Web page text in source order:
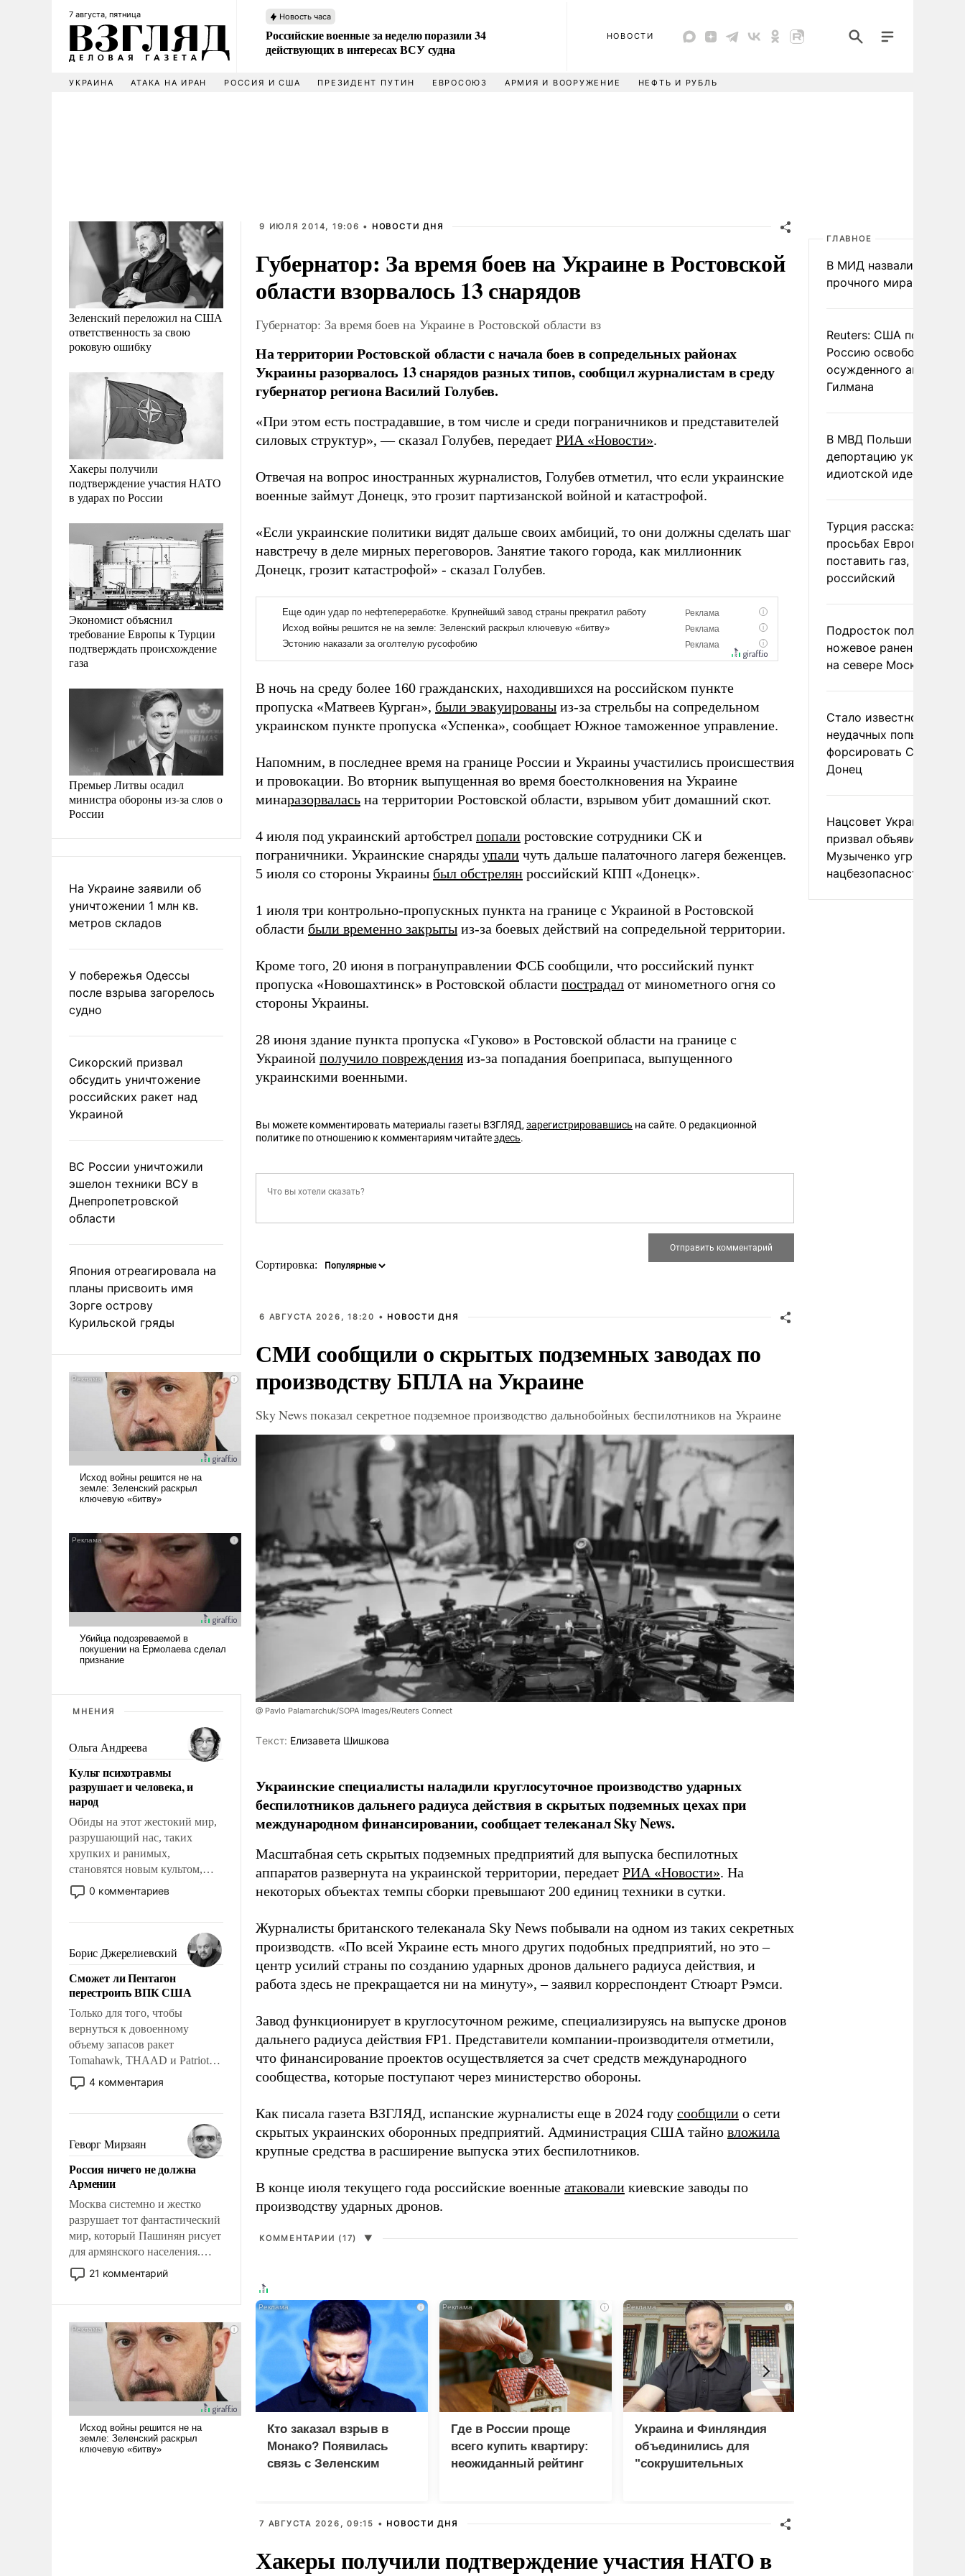
7 августа, пятница Новость часа
Российские военные за неделю поразили 34
действующих в интересах ВСУ судна
НОВОСТИ
УКРАИНА АТАКА НА ИРАН РОССИЯ И США ПРЕЗИДЕНТ ПУТИН ЕВРОСОЮЗ АРМИЯ И ВООРУЖЕНИЕ НЕФТЬ И РУБЛЬ
Зеленский переложил на США
ответственность за свою
роковую ошибку
Хакеры получили
подтверждение участия НАТО
в ударах по России
Экономист объяснил
требование Европы к Турции
подтверждать происхождение
газа
Премьер Литвы осадил
министра обороны из-за слов о
России
На Украине заявили об
уничтожении 1 млн кв.
метров складов
У побережья Одессы
после взрыва загорелось
судно
Сикорский призвал
обсудить уничтожение
российских ракет над
Украиной
ВС России уничтожили
эшелон техники ВСУ в
Днепропетровской
области
Япония отреагировала на
планы присвоить имя
Зорге острову
Курильской гряды
МНЕНИЯ
Ольга Андреева
Культ психотравмы
разрушает и человека, и
народ
Обиды на этот жестокий мир,
разрушающий нас, таких
хрупких и ранимых,
становятся новым культом,
постепенно вытесняя и
отменяя традиционное
мужественным и твердым под
ударами судьбы, брать на себя
ответственность, помогать
слабым, идти вперед и
адаптироваться.
0 комментариев
Борис Джерелиевский
Сможет ли Пентагон
перестроить ВПК США
Только для того, чтобы
вернуться к довоенному
объему запасов ракет
Tomahawk, THAAD и Patriot
США потребуется более трех
лет. Даже небольшая война с
Сложившаяся ситуация
означает многолетний период
уязвимости США, например,
перед Китаем.
4 комментария
Геворг Мирзаян
Россия ничего не должна
Армении
Москва системно и жестко
разрушает тот фантастический
мир, который Пашинян рисует
для армянского населения.
Мир, где политические
прожекты будут безусловно
налогоплательщиков и где
Еревану за свои поступки не
нужно отвечать.
21 комментарий
9 ИЮЛЯ 2014, 19:06 • НОВОСТИ ДНЯ
Губернатор: За время боев на Украине в Ростовской
области взорвалось 13 снарядов
Губернатор: За время боев на Украине в Ростовской области вз
На территории Ростовской области с начала боев в сопредельных районах
Украины разорвалось 13 снарядов разных типов, сообщил журналистам в среду
губернатор региона Василий Голубев.
«При этом есть пострадавшие, в том числе и среди пограничников и представителей
силовых структур», — сказал Голубев, передает РИА «Новости».
Отвечая на вопрос иностранных журналистов, Голубев отметил, что если украинские
военные займут Донецк, это грозит партизанской войной и катастрофой.
«Если украинские политики видят дальше своих амбиций, то они должны сделать шаг
навстречу в деле мирных переговоров. Занятие такого города, как миллионник
Донецк, грозит катастрофой» - сказал Голубев.
В ночь на среду более 160 гражданских, находившихся на российском пункте
пропуска «Матвеев Курган», были эвакуированы из-за стрельбы на сопредельном
украинском пункте пропуска «Успенка», сообщает Южное таможенное управление.
Напомним, в последнее время на границе России и Украины участились происшествия
и провокации. Во вторник выпущенная во время боестолкновения на Украине
минаразорвалась на территории Ростовской области, взрывом убит домашний скот.
4 июля под украинский артобстрел попали ростовские сотрудники СК и
пограничники. Украинские снаряды упали чуть дальше палаточного лагеря беженцев.
5 июля со стороны Украины был обстрелян российский КПП «Донецк».
1 июля три контрольно-пропускных пункта на границе с Украиной в Ростовской
области были временно закрыты из-за боевых действий на сопредельной территории.
Кроме того, 20 июня в погрануправлении ФСБ сообщили, что российский пункт
пропуска «Новошахтинск» в Ростовской области пострадал от минометного огня со
стороны Украины.
28 июня здание пункта пропуска «Гуково» в Ростовской области на границе с
Украиной получило повреждения из-за попадания боеприпаса, выпущенного
украинскими военными.
Вы можете комментировать материалы газеты ВЗГЛЯД, зарегистрировавшись на сайте. О редакционной
политике по отношению к комментариям читайтездесь.
Сортировка:
6 АВГУСТА 2026, 18:20 • НОВОСТИ ДНЯ
СМИ сообщили о скрытых подземных заводах по
производству БПЛА на Украине
Sky News показал секретное подземное производство дальнобойных беспилотников на Украине
@ Pavlo Palamarchuk/SOPA Images/Reuters Connect
Tекст: Елизавета Шишкова
Украинские специалисты наладили круглосуточное производство ударных
беспилотников дальнего радиуса действия в скрытых подземных цехах при
международном финансировании, сообщает телеканал Sky News.
Масштабная сеть скрытых подземных предприятий для выпуска беспилотных
аппаратов развернута на украинской территории, передает РИА «Новости». На
некоторых объектах темпы сборки превышают 200 единиц техники в сутки.
Журналисты британского телеканала Sky News побывали на одном из таких секретных
производств. «По всей Украине есть много других подобных предприятий, но это –
центр усилий страны по созданию ударных дронов дальнего радиуса действия, и
работа здесь не прекращается ни на минуту», – заявил корреспондент Стюарт Рэмси.
Завод функционирует в круглосуточном режиме, специализируясь на выпуске дронов
дальнего радиуса действия FP1. Представители компании-производителя отметили,
что финансирование проектов осуществляется за счет средств международного
сообщества, которые поступают через министерство обороны.
Как писала газета ВЗГЛЯД, испанские журналисты еще в 2024 году сообщили о сети
скрытых украинских оборонных предприятий. Администрация США тайно вложила
крупные средства в расширение выпуска этих беспилотников.
В конце июля текущего года российские военные атаковали киевские заводы по
производству ударных дронов.
КОММЕНТАРИИ (17) ▼
i
Кто заказал взрыв в
Монако? Появилась
связь с Зеленским
i
Где в России проще
всего купить квартиру:
неожиданный рейтинг
i
Украина и Финляндия
объединились для
"сокрушительных
7 АВГУСТА 2026, 09:15 • НОВОСТИ ДНЯ
Хакеры получили подтверждение участия НАТО в
ГЛАВНОЕ
В МИД назвали условия
прочного мира на
Reuters: США
Россию освободить
осужденного
Гилмана
В МВД Польши назвали
депортацию украинцев
идиотской идеей
Турция рассказала о
просьбах Европы
поставить газ, но не
российский
Подросток получил
ножевое ранение в
на севере Москвы
Стало известно о
неудачных попытках
форсировать
Донец
Нацсовет Украины по
призвал объявить
Музыченко угрозой
нацбезопасности